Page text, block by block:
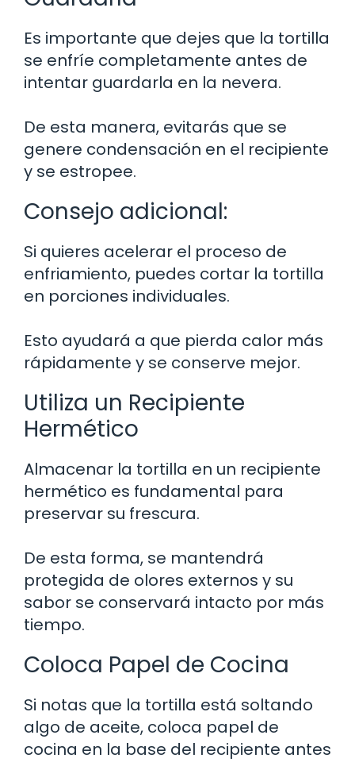
Es importante que dejes que la tortilla
se enfríe completamente antes de
intentar guardarla en la nevera.
De esta manera, evitarás que se
genere condensación en el recipiente
y se estropee.
Consejo adicional:
Si quieres acelerar el proceso de
enfriamiento, puedes cortar la tortilla
en porciones individuales.
Esto ayudará a que pierda calor más
rápidamente y se conserve mejor.
Utiliza un Recipiente
Hermético
Almacenar la tortilla en un recipiente
hermético es fundamental para
preservar su frescura.
De esta forma, se mantendrá
protegida de olores externos y su
sabor se conservará intacto por más
tiempo.
Coloca Papel de Cocina
Si notas que la tortilla está soltando
algo de aceite, coloca papel de
cocina en la base del recipiente antes